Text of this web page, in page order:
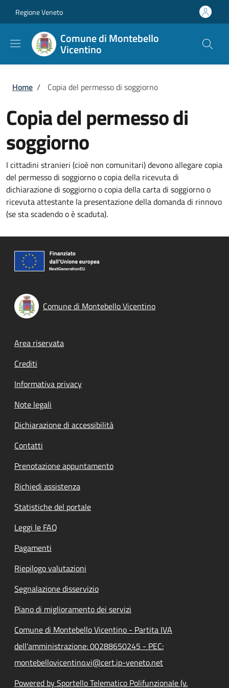
Regione Veneto
Comune di Montebello
Vicentino
Briciole di pane
Home / Copia del permesso di soggiorno
Copia del permesso di
soggiorno
I cittadini stranieri (cioè non comunitari) devono allegare copia
del permesso di soggiorno o copia della ricevuta di
dichiarazione di soggiorno o copia della carta di soggiorno o
ricevuta attestante la presentazione della domanda di rinnovo
(se sta scadendo o è scaduta).
Comune di Montebello Vicentino
Footer menu
Area riservata
Crediti
Informativa privacy
Note legali
Dichiarazione di accessibilità
Contatti
Prenotazione appuntamento
Richiedi assistenza
Statistiche del portale
Leggi le FAQ
Pagamenti
Riepilogo valutazioni
Segnalazione disservizio
Piano di miglioramento dei servizi
Comune di Montebello Vicentino - Partita IVA
dell'amministrazione: 00288650245 - PEC:
montebellovicentino.vi@cert.ip-veneto.net
Powered by Sportello Telematico Polifunzionale (v.